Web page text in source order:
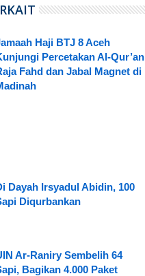
Haji BTJ 8 Aceh
Percetakan Al-Qur’an
Fahd dan Jabal Magnet di
Dayah Irsyadul Abidin, 100
Diqurbankan
Ar-Raniry Sembelih 64
Bagikan 4.000 Paket